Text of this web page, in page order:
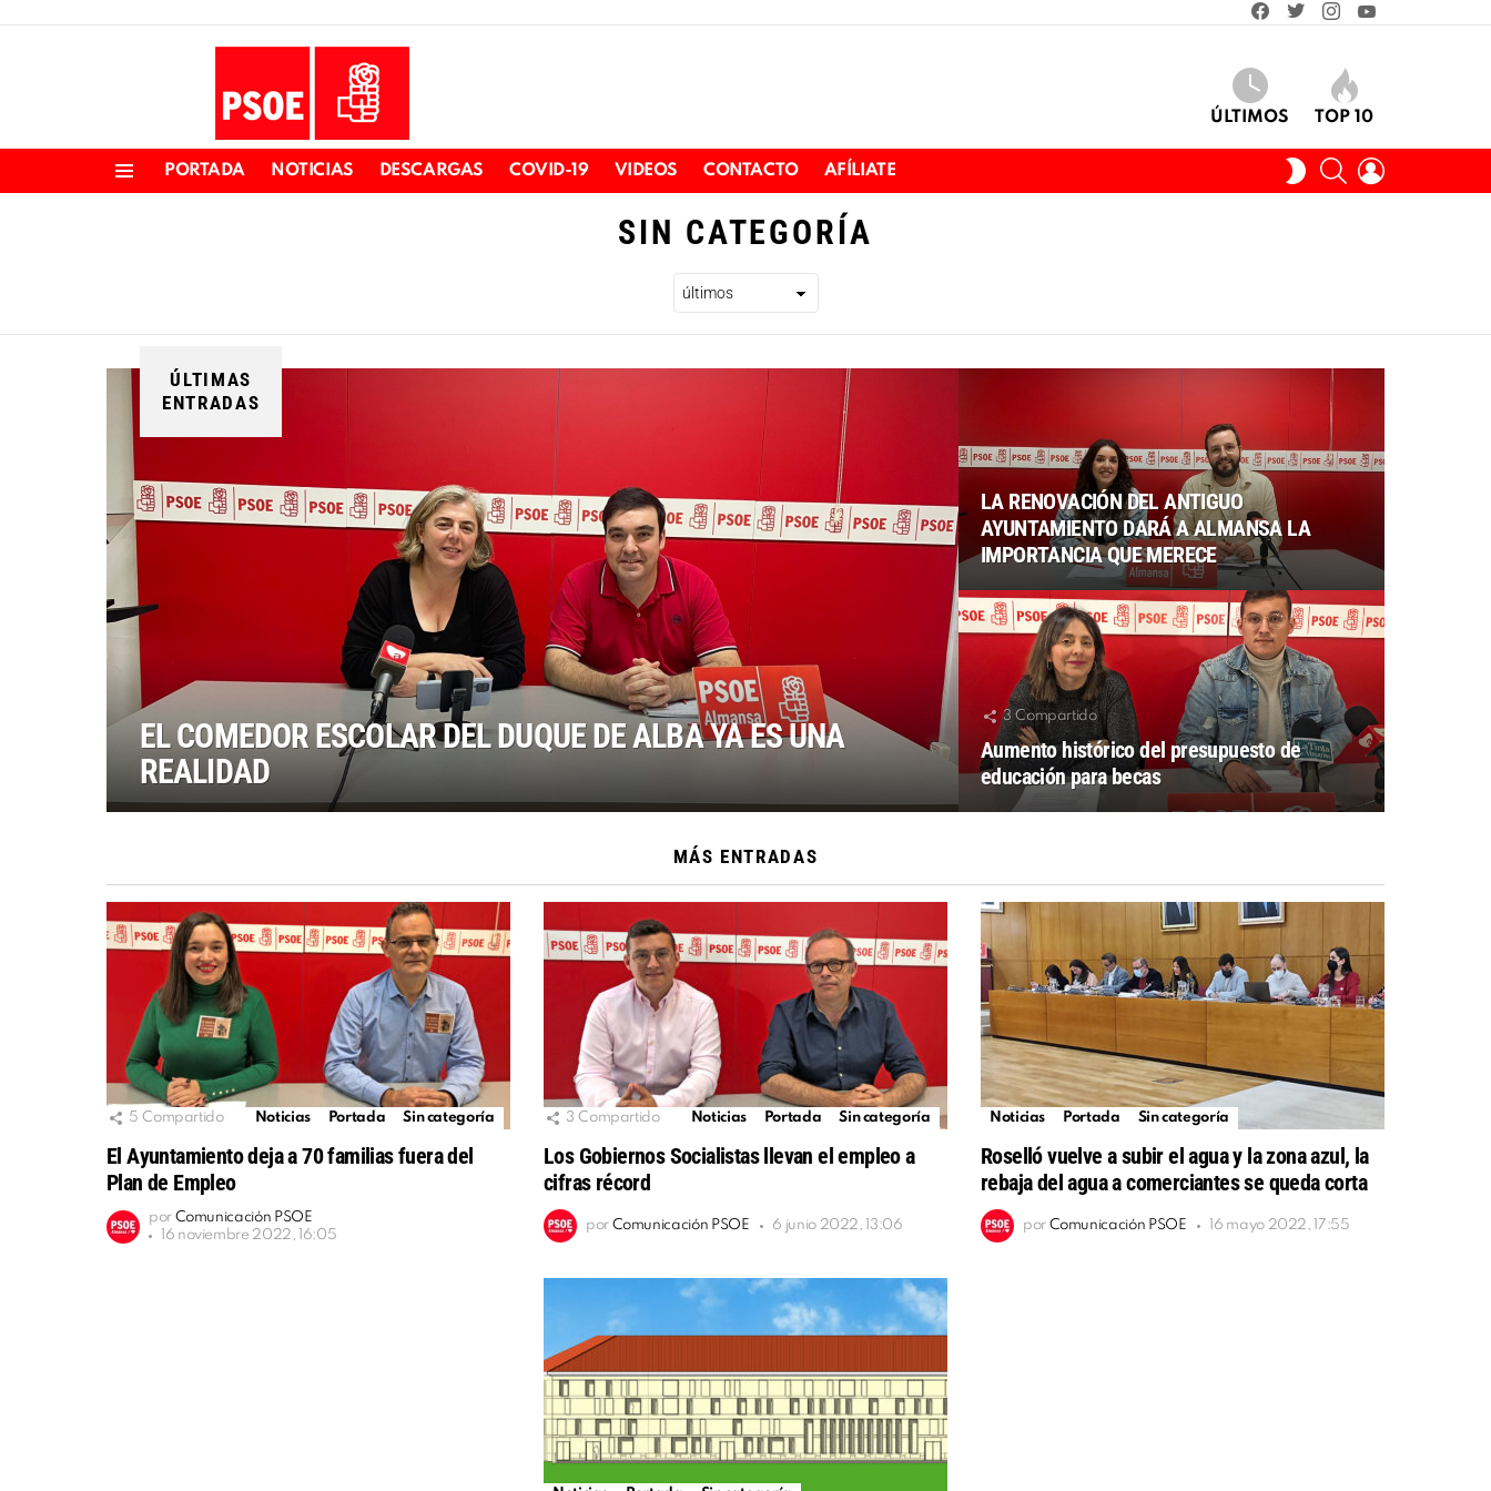
ÚLTIMOS TOP 10
PORTADA NOTICIAS DESCARGAS COVID-19 VIDEOS CONTACTO AFÍLIATE
SWITCH
SKIN
BUSCAR
SIN CATEGORÍA
ÚLTIMAS
ENTRADAS
EL COMEDOR ESCOLAR DEL DUQUE DE ALBA YA ES UNA
REALIDAD
LA RENOVACIÓN DEL ANTIGUO
AYUNTAMIENTO DARÁ A ALMANSA LA
IMPORTANCIA QUE MERECE
3 Compartido
Aumento histórico del presupuesto de
educación para becas
MÁS ENTRADAS
5 Compartido Noticias Portada Sin categoría
El Ayuntamiento deja a 70 familias fuera del
Plan de Empleo
por Comunicación PSOE
16 noviembre 2022, 16:05
3 Compartido Noticias Portada Sin categoría
Los Gobiernos Socialistas llevan el empleo a
cifras récord
por Comunicación PSOE 6 junio 2022, 13:06
Noticias Portada Sin categoría
Roselló vuelve a subir el agua y la zona azul, la
rebaja del agua a comerciantes se queda corta
por Comunicación PSOE 16 mayo 2022, 17:55